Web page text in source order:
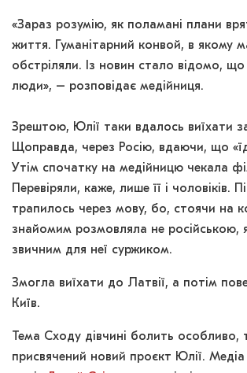
«Зараз розумію, як поламані плани
життя. Гуманітарний конвой, в якому
обстріляли. Із новин стало відомо,
люди», – розповідає медійниця.
Зрештою, Юлії таки вдалось виїхати
Щоправда, через Росію, вдаючи, що
Утім спочатку на медійницю чекала
Перевіряли, каже, лише її і чоловіків.
трапилось через мову, бо, стоячи на
знайомим розмовляла не російською,
звичним для неї суржиком.
Змогла виїхати до Латвії, а потім
Київ.
Тема Сходу дівчині болить особливо,
присвячений новий проєкт Юлії. Медіа